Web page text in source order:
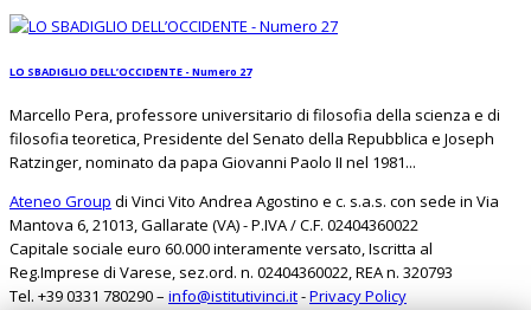
LO SBADIGLIO DELL’OCCIDENTE - Numero 27
Marcello Pera, professore universitario di filosofia della scienza e di
filosofia teoretica, Presidente del Senato della Repubblica e Joseph
Ratzinger, nominato da papa Giovanni Paolo II nel 1981...
Ateneo Group di Vinci Vito Andrea Agostino e c. s.a.s. con sede in Via
Mantova 6, 21013, Gallarate (VA) - P.IVA / C.F. 02404360022
Capitale sociale euro 60.000 interamente versato, Iscritta al
Reg.Imprese di Varese, sez.ord. n. 02404360022, REA n. 320793
Tel. +39 0331 780290 – info@istitutivinci.it-Privacy Policy